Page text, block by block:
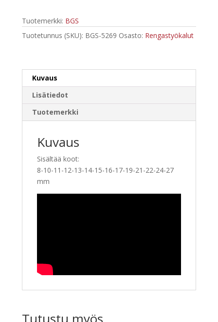
irroitushylsyt
16-
5269
määrä
Tuotemerkki: BGS
Tuotetunnus (SKU): BGS-5269 Osasto: Rengastyökalut
Kuvaus
Lisätiedot
Tuotemerkki
Kuvaus
Sisältää koot:
8-10-11-12-13-14-15-16-17-19-21-22-24-27
mm